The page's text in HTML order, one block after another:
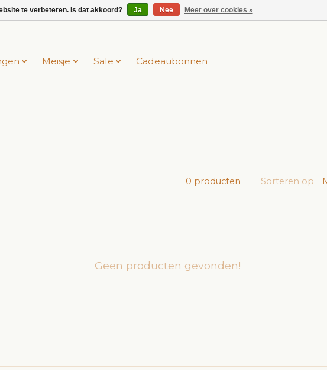
Meisje Sale Cadeaubonnen
0 producten Sorteren op
Geen producten gevonden!
te verbeteren. Is dat akkoord? Ja Nee Meer over cookies »